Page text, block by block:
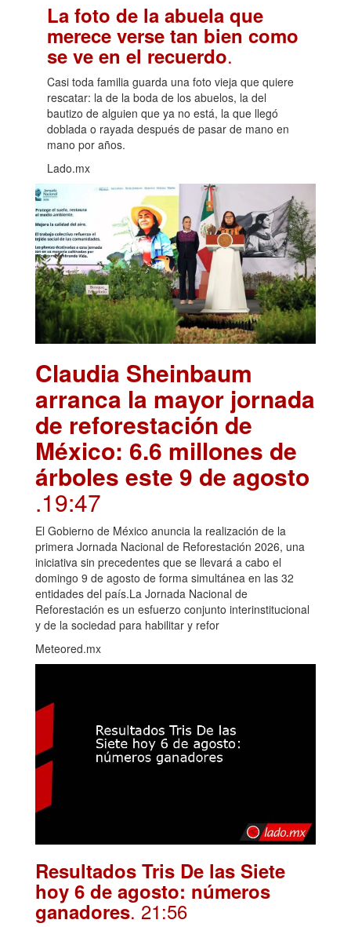
La foto de la abuela que
merece verse tan bien como
se ve en el recuerdo.
Casi toda familia guarda una foto vieja que quiere
rescatar: la de la boda de los abuelos, la del
bautizo de alguien que ya no está, la que llegó
doblada o rayada después de pasar de mano en
mano por años.
Lado.mx
Claudia Sheinbaum
arranca la mayor jornada
de reforestación de
México: 6.6 millones de
árboles este 9 de agosto
.19:47
El Gobierno de México anuncia la realización de la
primera Jornada Nacional de Reforestación 2026, una
iniciativa sin precedentes que se llevará a cabo el
domingo 9 de agosto de forma simultánea en las 32
entidades del país.La Jornada Nacional de
Reforestación es un esfuerzo conjunto interinstitucional
y de la sociedad para habilitar y refor
Meteored.mx
Resultados Tris De las Siete
hoy 6 de agosto: números
ganadores. 21:56